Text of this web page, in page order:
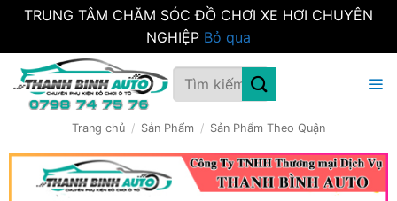
TRUNG TÂM CHĂM SÓC ĐỒ CHƠI XE HƠI CHUYÊN
NGHIỆP Bỏ qua
qua
Tìm
kiếm:
Trang chủ / Sản Phẩm / Sản Phẩm Theo Quận